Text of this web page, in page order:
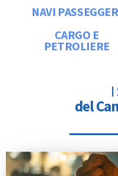
NAVI
CARGO E
PETROLIERE
del